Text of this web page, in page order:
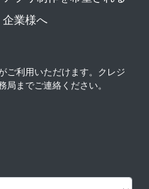
企業様へ
ご利用いただけます。クレジ
局までご連絡ください。